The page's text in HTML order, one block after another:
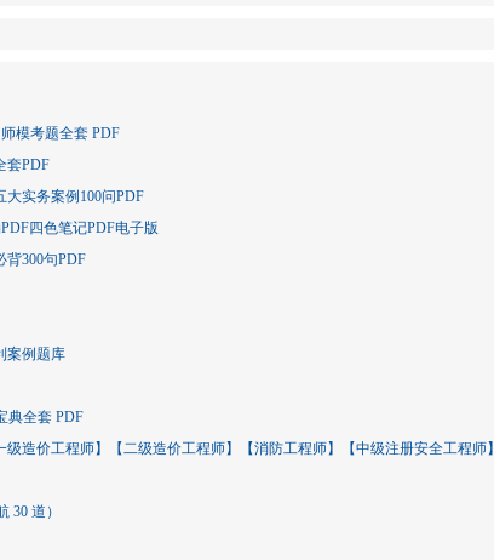
模考题全套 PDF
套PDF
实务案例100问PDF
四色笔记PDF电子版
背300句PDF
案例题库
典全套 PDF
造价工程师】【二级造价工程师】【消防工程师】【中级注册安全工程师】
30 道）